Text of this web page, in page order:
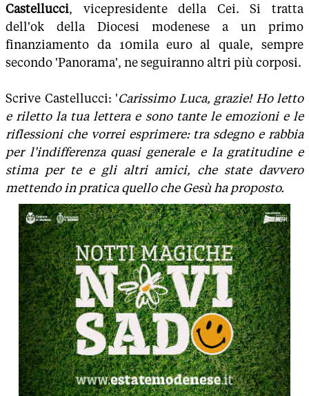
Castellucci, vicepresidente della Cei. Si tratta
dell'ok della Diocesi modenese a un primo
finanziamento da 10mila euro al quale, sempre
secondo 'Panorama', ne seguiranno altri più corposi.
Scrive Castellucci: 'Carissimo Luca, grazie! Ho letto
e riletto la tua lettera e sono tante le emozioni e le
riflessioni che vorrei esprimere: tra sdegno e rabbia
per l'indifferenza quasi generale e la gratitudine e
stima per te e gli altri amici, che state davvero
mettendo in pratica quello che Gesù ha proposto.